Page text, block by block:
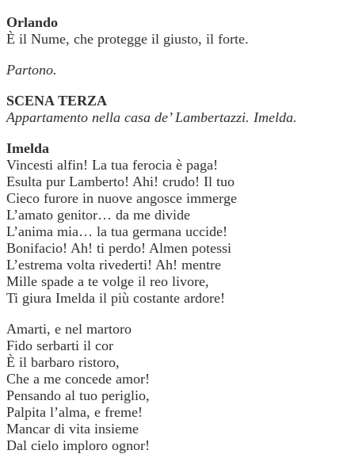
Orlando
È il Nume, che protegge il giusto, il forte.
Partono.
SCENA TERZA
Appartamento nella casa de’ Lambertazzi. Imelda.
Imelda
Vincesti alfin! La tua ferocia è paga!
Esulta pur Lamberto! Ahi! crudo! Il tuo
Cieco furore in nuove angosce immerge
L’amato genitor… da me divide
L’anima mia… la tua germana uccide!
Bonifacio! Ah! ti perdo! Almen potessi
L’estrema volta rivederti! Ah! mentre
Mille spade a te volge il reo livore,
Ti giura Imelda il più costante ardore!
Amarti, e nel martoro
Fido serbarti il cor
È il barbaro ristoro,
Che a me concede amor!
Pensando al tuo periglio,
Palpita l’alma, e freme!
Mancar di vita insieme
Dal cielo imploro ognor!